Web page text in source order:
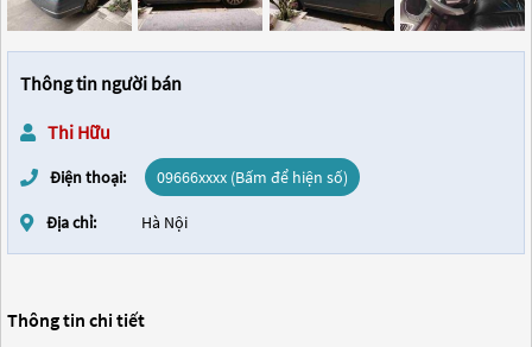
Thông tin người bán
Thi Hữu
Điện thoại: 09666xxxx (Bấm để hiện số)
Địa chỉ: Hà Nội
Thông tin chi tiết